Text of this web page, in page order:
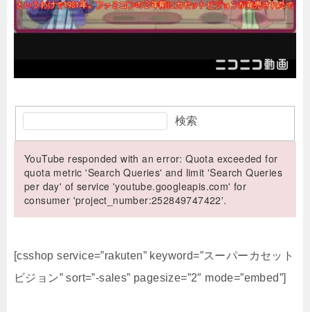
検索
YouTube responded with an error: Quota exceeded for
quota metric 'Search Queries' and limit 'Search Queries
per day' of service 'youtube.googleapis.com' for
consumer 'project_number:252849747422'.
[csshop service=”rakuten” keyword=”スーパーカセット
ビジョン” sort=”-sales” pagesize=”2″ mode=”embed”]